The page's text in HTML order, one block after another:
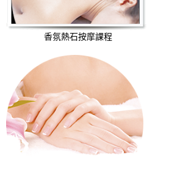
香氛熱石按摩課程